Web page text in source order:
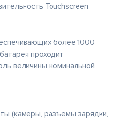
Touchscreen
более 1000
проходит
величины номинальной
(камеры, разъемы зарядки,